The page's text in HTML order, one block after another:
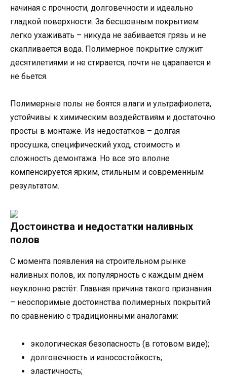
начиная с прочности, долговечности и идеально
гладкой поверхности. За бесшовным покрытием
легко ухаживать – никуда не забивается грязь и не
скапливается вода. Полимерное покрытие служит
десятилетиями и не стирается, почти не царапается и
не бьется.
Полимерные полы не боятся влаги и ультрафиолета,
устойчивы к химическим воздействиям и достаточно
просты в монтаже. Из недостатков – долгая
просушка, специфический уход, стоимость и
сложность демонтажа. Но все это вполне
компенсируется ярким, стильным и современным
результатом.
Достоинства и недостатки наливных
полов
С момента появления на строительном рынке
наливных полов, их популярность с каждым днём
неуклонно растёт. Главная причина такого признания
– неоспоримые достоинства полимерных покрытий
по сравнению с традиционными аналогами:
экологическая безопасность (в готовом виде);
долговечность и износостойкость;
эластичность;